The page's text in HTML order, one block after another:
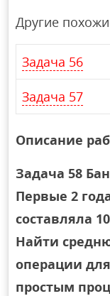
Другие
Задача 56
Задача 57
Описание
Задача 58
Первые 2
составляла
Найти
операции
простым